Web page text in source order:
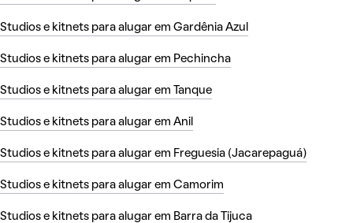
Studios e kitnets para alugar em Gardênia Azul
Studios e kitnets para alugar em Pechincha
Studios e kitnets para alugar em Tanque
Studios e kitnets para alugar em Anil
Studios e kitnets para alugar em Freguesia (Jacarepaguá)
Studios e kitnets para alugar em Camorim
Studios e kitnets para alugar em Barra da Tijuca